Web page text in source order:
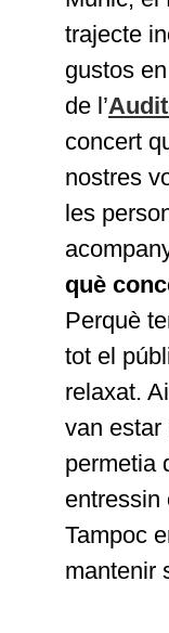
trajecte
gustos
de l’
concert
nostres
les
què
Perquè
tot el
relaxat.
van estar
permetia
entressin
Tampoc
mantenir